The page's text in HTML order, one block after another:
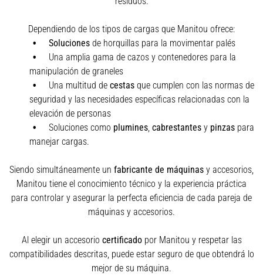
Dependiendo de los tipos de cargas que Manitou ofrece:
Soluciones de horquillas para la movimentar palés
Una amplia gama de cazos y contenedores para la
manipulación de graneles
Una multitud de cestas que cumplen con las normas de
seguridad y las necesidades específicas relacionadas con la
elevación de personas
Soluciones como plumines cabrestantes y pinzas para
manejar cargas.
Siendo simultáneamente un fabricante de máquinas y accesorios,
Manitou tiene el conocimiento técnico y la experiencia práctica
para controlar y asegurar la perfecta eficiencia de cada pareja de
máquinas y accesorios.
Al elegir un accesorio certificadopor Manitou y respetar las
compatibilidades descritas, puede estar seguro de que obtendrá lo
mejor de su máquina.